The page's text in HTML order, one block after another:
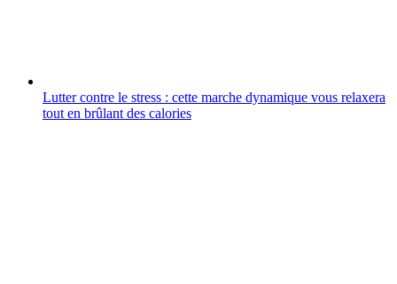
Lutter contre le stress : cette marche dynamique vous relaxera
tout en brûlant des calories